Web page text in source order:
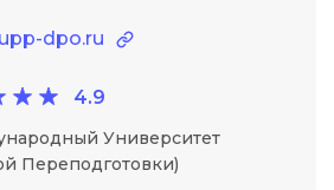
dpo.ru
4.9
Университет
Переподготовки)